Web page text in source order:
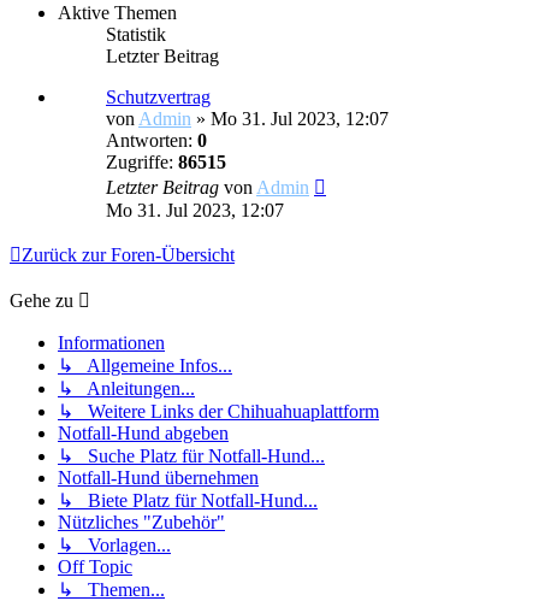
Aktive Themen
Statistik
Letzter Beitrag
Schutzvertrag
von Admin » Mo 31. Jul 2023, 12:07
Antworten: 0
Zugriffe: 86515
Letzter Beitrag von Admin
Mo 31. Jul 2023, 12:07
Zurück zur Foren-Übersicht
Gehe zu
Informationen
↳ Allgemeine Infos...
↳ Anleitungen...
↳ Weitere Links der Chihuahuaplattform
Notfall-Hund abgeben
↳ Suche Platz für Notfall-Hund...
Notfall-Hund übernehmen
↳ Biete Platz für Notfall-Hund...
Nützliches "Zubehör"
↳ Vorlagen...
Off Topic
↳ Themen...